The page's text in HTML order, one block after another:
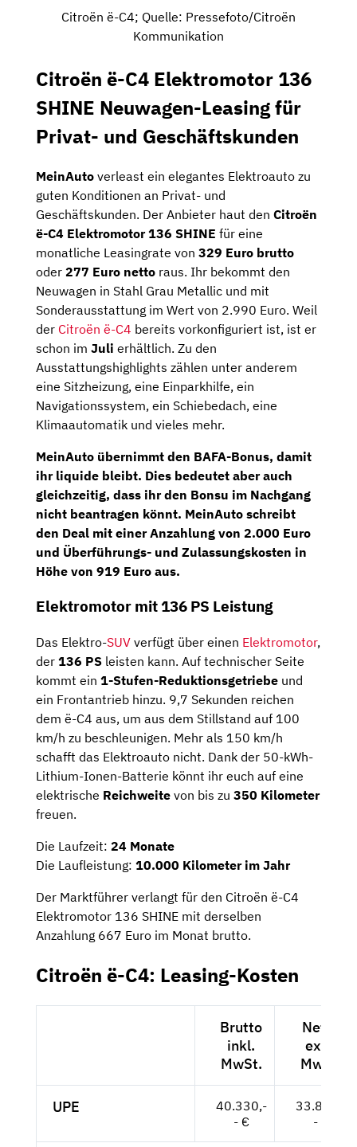
Citroën ë-C4; Quelle: Pressefoto/Citroën
Kommunikation
Citroën ë-C4 Elektromotor 136
SHINE Neuwagen-Leasing für
Privat- und Geschäftskunden
MeinAuto verleast ein elegantes Elektroauto zu
guten Konditionen an Privat- und
Geschäftskunden. Der Anbieter haut den Citroën
ë-C4 Elektromotor 136 SHINE für eine
monatliche Leasingrate von 329 Euro brutto
oder 277 Euro netto raus. Ihr bekommt den
Neuwagen in Stahl Grau Metallic und mit
Sonderausstattung im Wert von 2.990 Euro. Weil
der Citroën ë-C4 bereits vorkonfiguriert ist, ist er
schon im Juli erhältlich. Zu den
Ausstattungshighlights zählen unter anderem
eine Sitzheizung, eine Einparkhilfe, ein
Navigationssystem, ein Schiebedach, eine
Klimaautomatik und vieles mehr.
MeinAuto übernimmt den BAFA-Bonus, damit
ihr liquide bleibt. Dies bedeutet aber auch
gleichzeitig, dass ihr den Bonsu im Nachgang
nicht beantragen könnt. MeinAuto schreibt
den Deal mit einer Anzahlung von 2.000 Euro
und Überführungs- und Zulassungskosten in
Höhe von 919 Euro aus.
Elektromotor mit 136 PS Leistung
Das Elektro-SUV verfügt über einen Elektromotor,
der 136 PS leisten kann. Auf technischer Seite
kommt ein 1-Stufen-Reduktionsgetriebe und
ein Frontantrieb hinzu. 9,7 Sekunden reichen
dem ë-C4 aus, um aus dem Stillstand auf 100
km/h zu beschleunigen. Mehr als 150 km/h
schafft das Elektroauto nicht. Dank der 50-kWh-
Lithium-Ionen-Batterie könnt ihr euch auf eine
elektrische Reichweite von bis zu 350 Kilometer
freuen.
Die Laufzeit: 24 Monate
Die Laufleistung: 10.000 Kilometer im Jahr
Der Marktführer verlangt für den Citroën ë-C4
Elektromotor 136 SHINE mit derselben
Anzahlung 667 Euro im Monat brutto.
Citroën ë-C4: Leasing-Kosten
Brutto
inkl.
MwSt.
Netto
exkl.
MwSt.
UPE
40.330,-
- €
33.891,-
- €